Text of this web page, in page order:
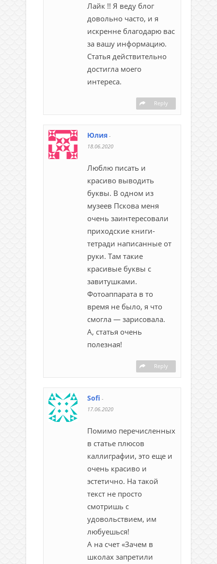
Лайк !! Я веду блог
довольно часто, и я
искренне благодарю вас
за вашу информацию.
Статья действительно
достигла моего
интереса.
Reply
Юлия -
18.06.2020
Люблю писать и
красиво выводить
буквы. В одном из
музеев Пскова меня
очень заинтересовали
приходские книги-
тетради написанные от
руки. Там такие
красивые буквы с
завитушками.
Фотоаппарата в то
время не было, я что
смогла — зарисовала.
А, статья очень
полезная!
Reply
Sofi -
17.06.2020
Помимо перечисленных
в статье плюсов
каллиграфии, это еще и
очень красиво и
эстетично. На такой
текст не просто
смотришь с
удовольствием, им
любуешься!
А на счет «Зачем в
школах запретили